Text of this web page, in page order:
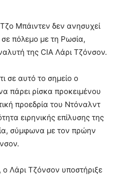
Μπάιντεν δεν ανησυχεί
πόλεμο με τη Ρωσία,
της CIA Λάρι Τζόνσον.
σε αυτό το σημείο ο
πάρει ρίσκα προκειμένου
προεδρία του Ντόναλντ
ειρηνικής επίλυσης της
σύμφωνα με τον πρώην
Λάρι Τζόνσον υποστήριξε